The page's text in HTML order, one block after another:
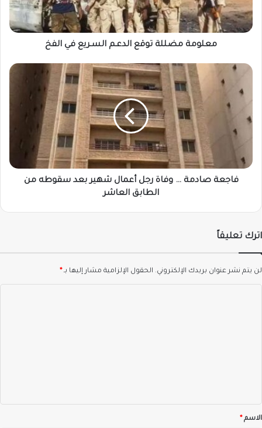
الفخ
معلومة مضللة توقع الدعـم السـريع في الفخ
فاجعة
رجل
أعمال
سقوطه
فاجعة صادمة … وفاة رجل أعمال شهير بعد سقوطه من
الطابق العاشر
اترك تعليقاً
لن يتم نشر عنوان بريدك الإلكتروني. الحقول الإلزامية مشار إليها بـ*
*الاسم*